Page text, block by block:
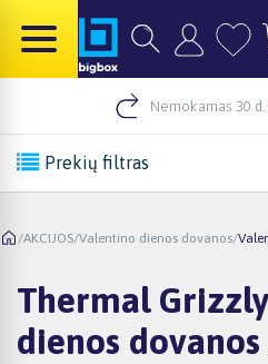
Nemokamas 30
Prekių filtras
/AKCIJOS/Valentino dienos dovanos/
Thermal
dienos dovanos